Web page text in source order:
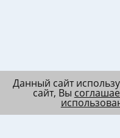
Данный сайт
сайт, Вы